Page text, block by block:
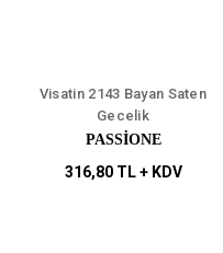
Visatin 2143 Bayan Saten
Gecelik
PASSİONE
316,80 TL + KDV